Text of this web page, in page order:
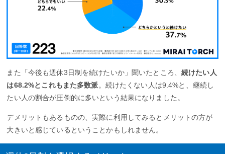
また「今後も週休3日制を続けたいか」聞いたところ、続けたい人
は68.2%とこれもまた多数派。続けたくない人は9.4%と、継続し
たい人の割合が圧倒的に多いという結果になりました。
デメリットもあるものの、実際に利用してみるとメリットの方が
大きいと感じているということかもしれません。